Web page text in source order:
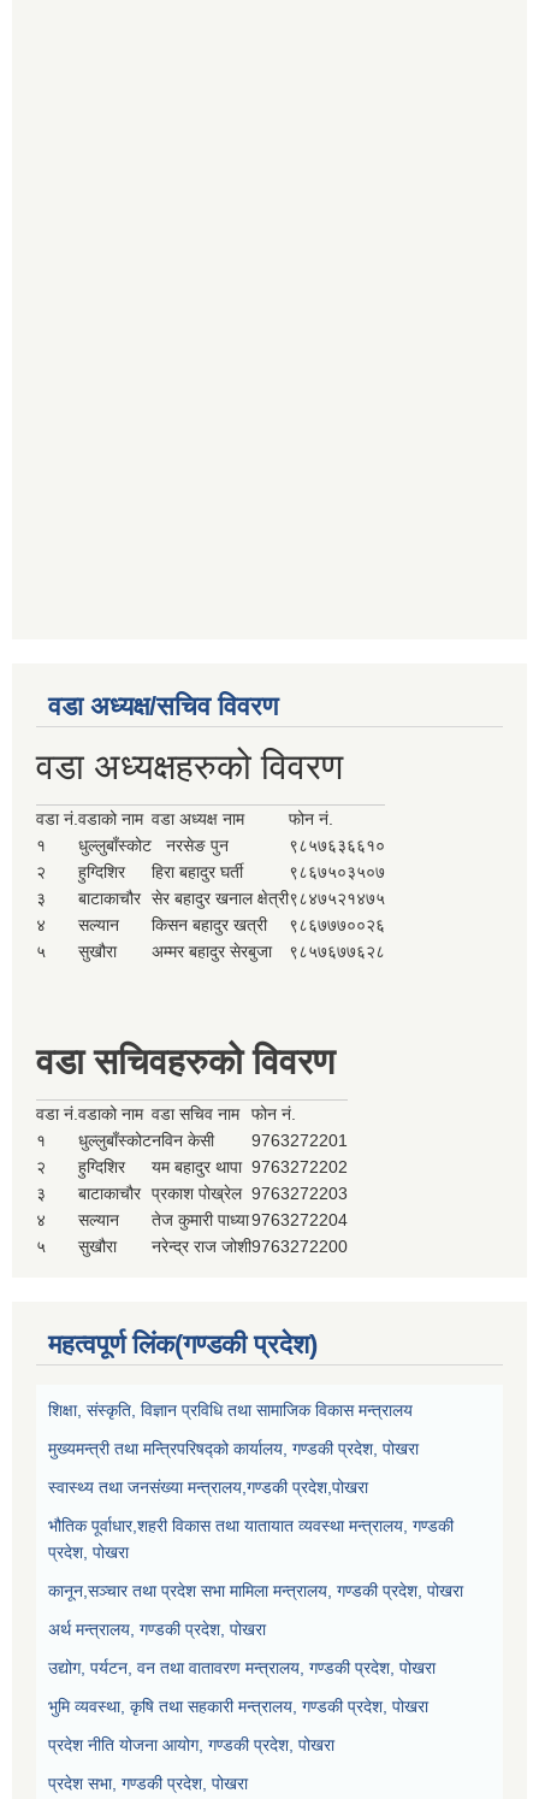
वडा अध्यक्ष/सचिव विवरण
वडा अध्यक्षहरुको विवरण
वडा नं.वडाको नाम वडा अध्यक्ष नाम
फोन नं.
१
धुल्लुबाँस्कोट नरसेङ पुन
९८५७६३६६१०
२
हुग्दिशिर हिरा बहादुर घर्ती
९८६७५०३५०७
३
बाटाकाचौर सेर बहादुर खनाल क्षेत्री९८४७५२१४७५
४
सल्यान किसन बहादुर खत्री
९८६७७७००२६
५
सुखौरा अम्मर बहादुर सेरबुजा ९८५७६७७६२८
वडा सचिवहरुको विवरण
वडा नं.वडाको नाम वडा सचिव नाम
फोन नं.
१
धुल्लुबाँस्कोटनविन केसी
9763272201
२
हुग्दिशिर यम बहादुर थापा 9763272202
३
बाटाकाचौर प्रकाश पोख्रेल 9763272203
४
सल्यान तेज कुमारी पाध्या9763272204
५
सुखौरा नरेन्द्र राज जोशी9763272200
महत्वपूर्ण लिंक(गण्डकी प्रदेश)
शिक्षा, संस्कृति, विज्ञान प्रविधि तथा सामाजिक विकास मन्त्रालय
मुख्यमन्त्री तथा मन्त्रिपरिषद्को कार्यालय, गण्डकी प्रदेश, पोखरा
स्वास्थ्य तथा जनसंख्या मन्त्रालय,गण्डकी प्रदेश,पोखरा
भौतिक पूर्वाधार,शहरी विकास तथा यातायात व्यवस्था मन्त्रालय, गण्डकी
प्रदेश, पोखरा
कानून,सञ्चार तथा प्रदेश सभा मामिला मन्त्रालय, गण्डकी प्रदेश, पोखरा
अर्थ मन्त्रालय, गण्डकी प्रदेश, पोखरा
उद्योग, पर्यटन, वन तथा वातावरण मन्त्रालय, गण्डकी प्रदेश, पोखरा
भुमि व्यवस्था, कृषि तथा सहकारी मन्त्रालय, गण्डकी प्रदेश, पोखरा
प्रदेश नीति योजना आयोग, गण्डकी प्रदेश, पोखरा
प्रदेश सभा, गण्डकी प्रदेश, पोखरा